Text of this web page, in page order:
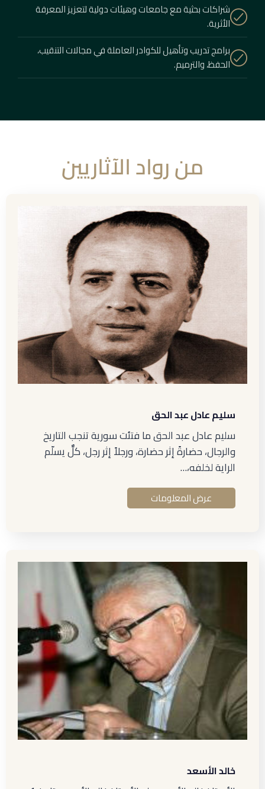
شراكات بحثية مع جامعات وهيئات دولية لتعزيز المعرفة
الأثرية.
برامج تدريب وتأهيل للكوادر العاملة في مجالات التنقيب،
الحفظ، والترميم.
من رواد الآثاريين
سليم عادل عبد الحق
سليم عادل عبد الحق ما فتئت سورية تنجب التاريخ
والرجال، حضارةً إثر حضارة، ورجلاً إثر رجل، كلٌّ يسلّم
الراية لخلفه،…
عرض المعلومات
خالد الأسعد